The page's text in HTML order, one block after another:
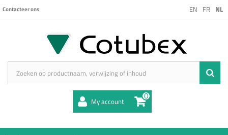
EN FR NL
Contacteer ons
My account 0